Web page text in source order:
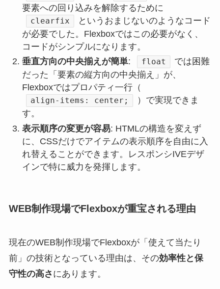
要素への回り込みを解除するために
clearfix
というおまじないのようなコード
が必要でした。Flexboxではこの必要がなく、
コードがシンプルになります。
垂直方向の中央揃えが簡単: float
では困難
だった「要素の縦方向の中央揃え」が、
Flexboxではプロパティ一行（
align-items: center;
）で実現できま
す。
表示順序の変更が容易: HTMLの構造を変えず
に、CSSだけでアイテムの表示順序を自由に入
れ替えることができます。レスポンシIVEデザ
インで特に威力を発揮します。
WEB制作現場でFlexboxが重宝される理由
現在のWEB制作現場でFlexboxが「使えて当たり
前」の技術となっている理由は、その効率性と保
守性の高さ にあります。